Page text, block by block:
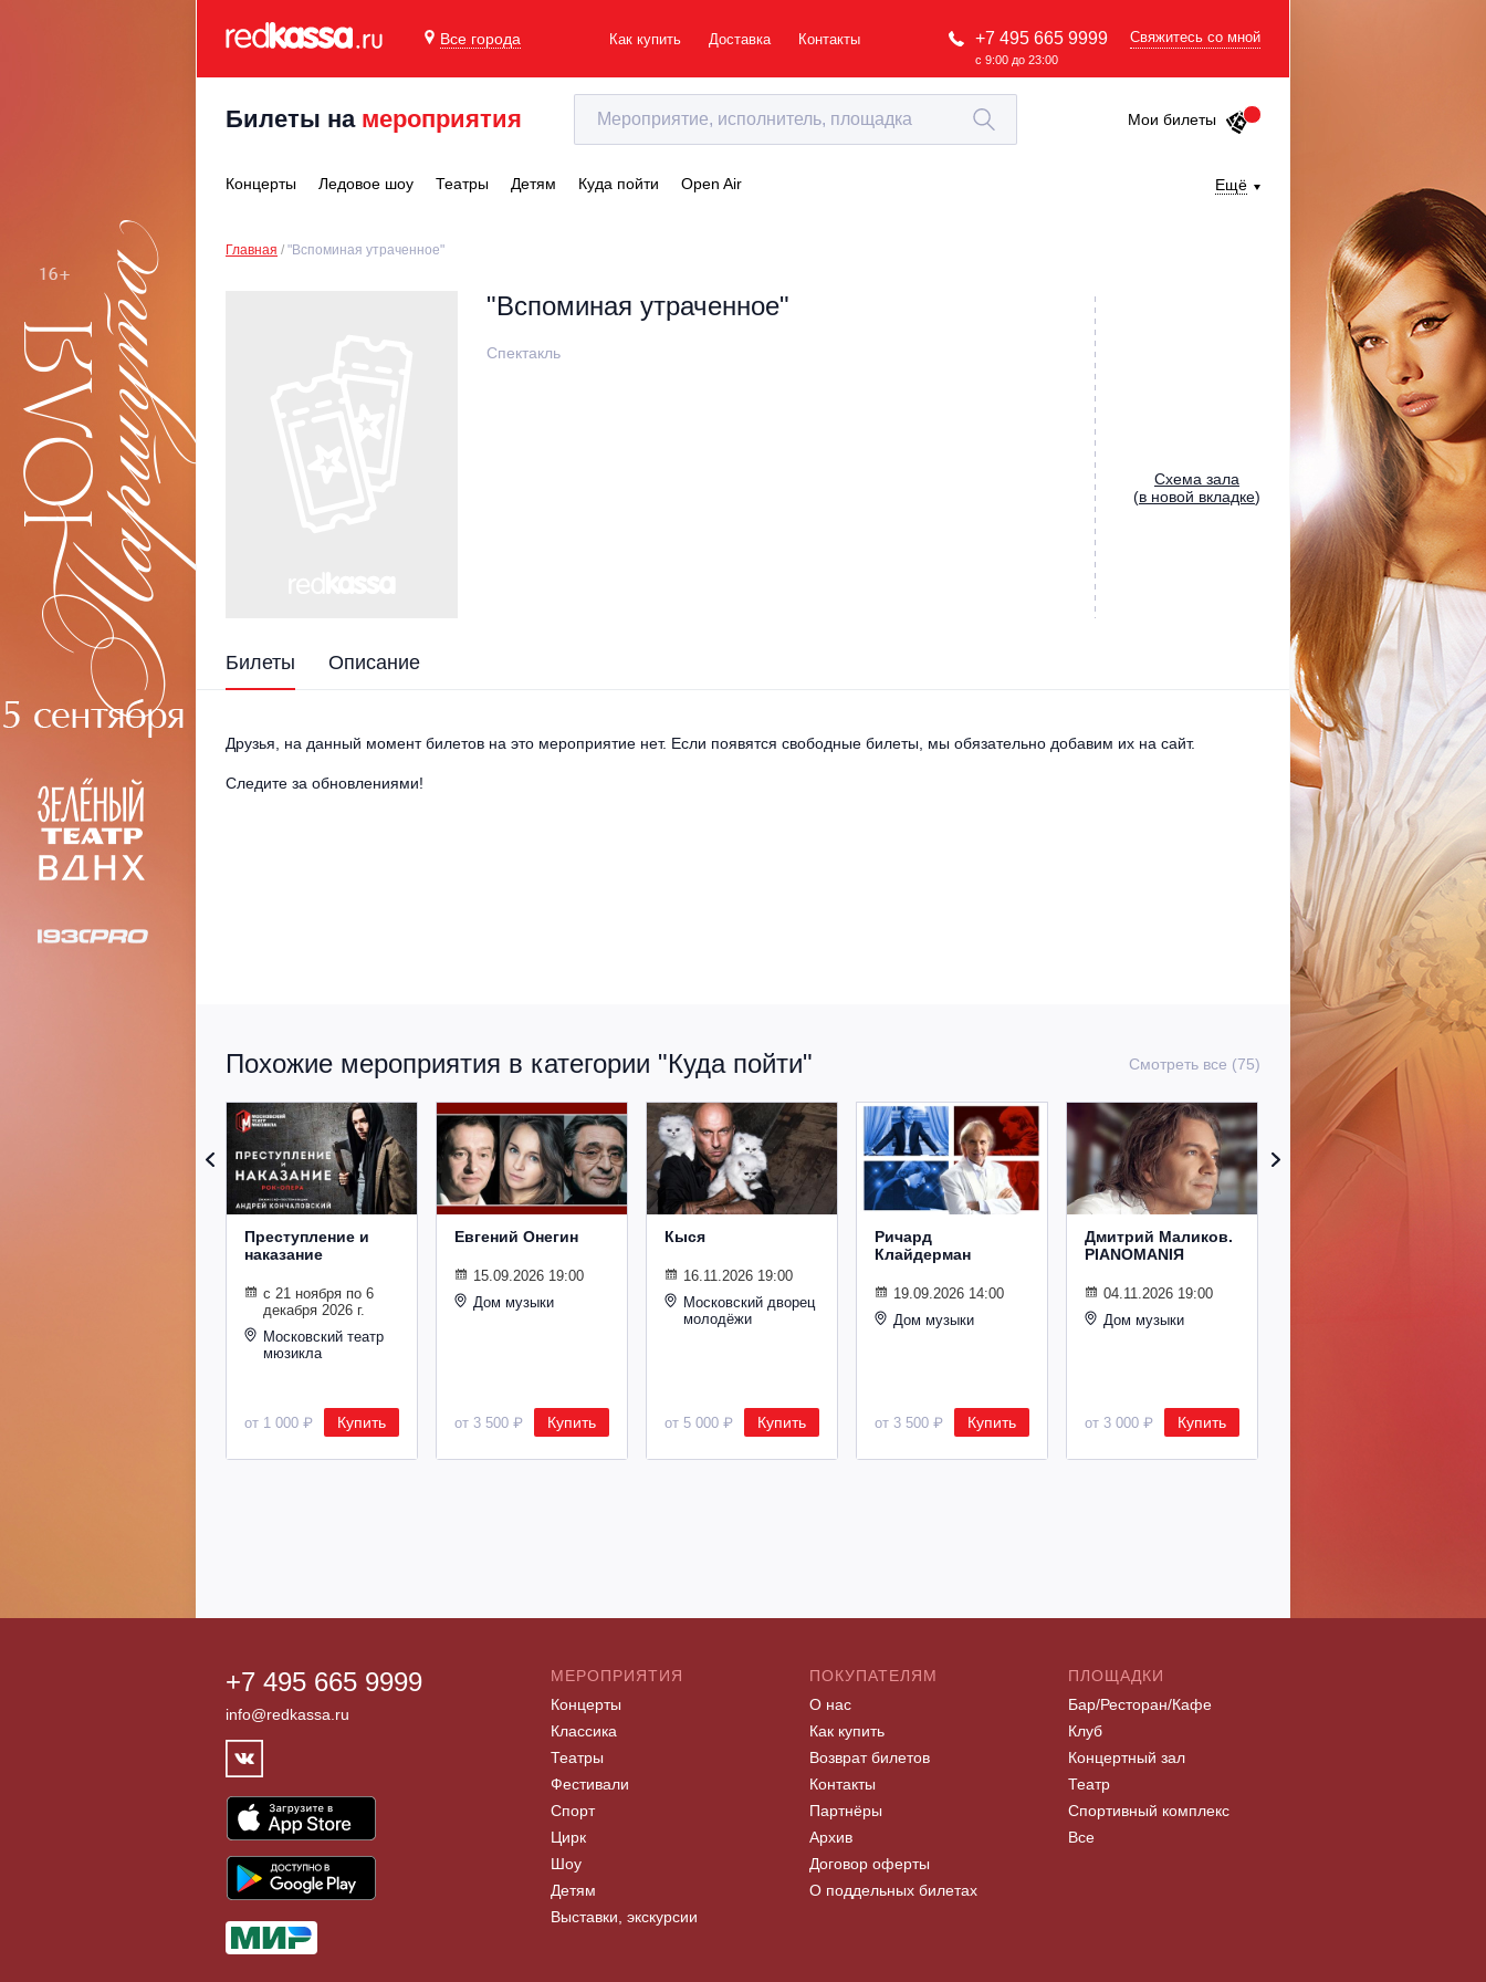
Все города Как купить Доставка Контакты +7 495 665 9999
с 9:00 до 23:00
Свяжитесь со мной
Билеты на мероприятия Мои билеты
Концерты Ледовое шоу Театры Детям Куда пойти Open Air Ещё
Главная "Вспоминая утраченное"
"Вспоминая утраченное"
Спектакль
Cхема зала
(в новой вкладке)
Билеты Описание
Друзья, на данный момент билетов на это мероприятие нет. Если появятся свободные билеты, мы обязательно добавим их на сайт.
Следите за обновлениями!
Похожие мероприятия в категории "Куда пойти" Смотреть все (75)
Преступление и
наказание
с 21 ноября по 6
декабря 2026 г.
Московский театр
мюзикла
от 1 000 ₽ Купить
Евгений Онегин
15.09.2026 19:00
Дом музыки
от 3 500 ₽ Купить
Кыся
16.11.2026 19:00
Московский дворец
молодёжи
от 5 000 ₽ Купить
Ричард
Клайдерман
19.09.2026 14:00
Дом музыки
от 3 500 ₽ Купить
Дмитрий Маликов.
PIANOMANIЯ
04.11.2026 19:00
Дом музыки
от 3 000 ₽ Купить
+7 495 665 9999
info@redkassa.ru
МЕРОПРИЯТИЯ
Концерты
Классика
Театры
Фестивали
Спорт
Цирк
Шоу
Детям
Выставки, экскурсии
ПОКУПАТЕЛЯМ
О нас
Как купить
Возврат билетов
Контакты
Партнёры
Архив
Договор оферты
О поддельных билетах
ПЛОЩАДКИ
Бар/Ресторан/Кафе
Клуб
Концертный зал
Театр
Спортивный комплекс
Все